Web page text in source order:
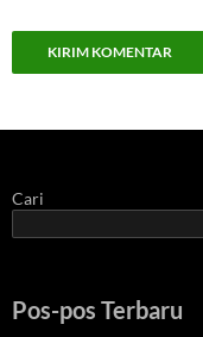
Cari
Pos-pos Terbaru